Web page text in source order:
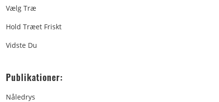
Vælg Træ
Hold Træet Friskt
Vidste Du
Publikationer:
Nåledrys